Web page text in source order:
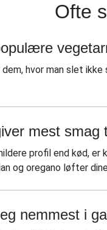
Ofte
hvor man slet
mest smag
profil end kød, er
og oregano løfter
nemmest i